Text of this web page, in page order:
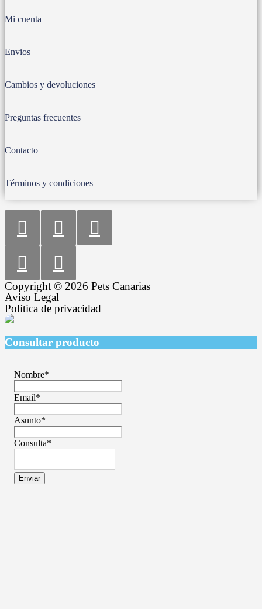
Mi cuenta
Envios
Cambios y devoluciones
Preguntas frecuentes
Contacto
Términos y condiciones
Copyright © 2026 Pets Canarias
Aviso Legal
Política de privacidad
Consultar producto
Nombre*
Email*
Asunto*
Consulta*
Enviar